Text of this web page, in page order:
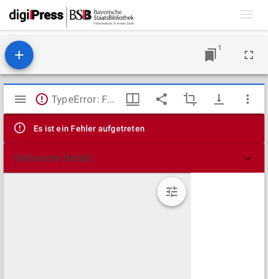
1
Mirador
Viewer
TypeError: Failed to fetch
Es ist ein Fehler aufgetreten
Technische Details